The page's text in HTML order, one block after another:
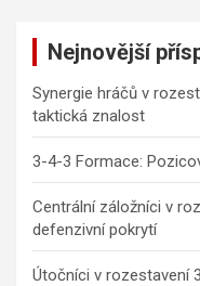
Nejnovější
Synergie hráčů v
taktická znalost
3-4-3 Formace:
Centrální záložníci v
defenzivní pokrytí
Útočníci v rozestavení